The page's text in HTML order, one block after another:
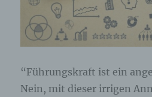
“Führungskraft ist ein
Nein, mit dieser irrigen